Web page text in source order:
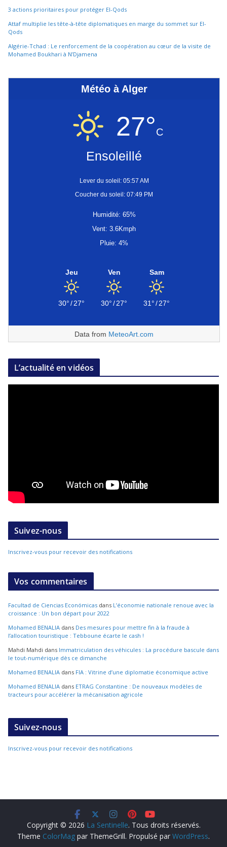
3 actions prioritaires pour protéger El-Qods
Attaf multiplie les tête-à-tête diplomatiques en marge du sommet sur El-
Qods
Algérie-Tchad : Le renforcement de la coopération au cœur de la visite de
Mohamed Boukhari à N’Djamena
Météo à Alger
27°C
Ensoleillé
Lever du soleil: 05:57 AM
Coucher du soleil: 07:49 PM
Humidité: 65%
Vent: 3.6Kmph
Pluie: 4%
Jeu
30°/27°
Ven
30°/27°
Sam
31°/27°
Data from MeteoArt.com
L’actualité en vidéos
Suivez-nous
Inscrivez-vous pour recevoir des notifications
Vos commentaires
Facultad de Ciencias Económicas dans L’économie nationale renoue avec la
croissance : Un bon départ pour 2022
Mohamed BENALIA dans Des mesures pour mettre fin à la fraude à
l’allocation touristique : Tebboune écarte le cash !
Mahdi Mahdi dans Immatriculation des véhicules : La procédure bascule dans
le tout-numérique dès ce dimanche
Mohamed BENALIA dans FIA : Vitrine d’une diplomatie économique active
Mohamed BENALIA dans ETRAG Constantine : De nouveaux modèles de
tracteurs pour accélérer la mécanisation agricole
Suivez-nous
Inscrivez-vous pour recevoir des notifications
Copyright © 2026 La Sentinelle. Tous droits réservés.
Theme ColorMag par ThemeGrill. Propulsé par WordPress.